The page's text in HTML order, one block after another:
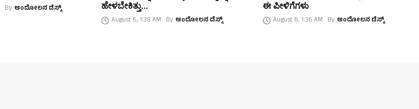
By ಆಂದೋಲನ ಡೆಸ್ಕ್
ಹೇಳಬೇಕಿತ್ತು…
August 6, 1:38 AM By ಆಂದೋಲನ ಡೆಸ್ಕ್
ಈ ಪೀಳಿಗೆಗಳು
August 6, 1:36 AM By ಆಂದೋಲನ ಡೆಸ್ಕ್